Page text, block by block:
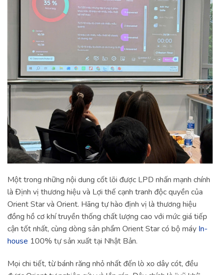
Một trong những nội dung cốt lõi được LPD nhấn mạnh chính
là Định vị thương hiệu và Lợi thế cạnh tranh độc quyền của
Orient Star và Orient. Hãng tự hào định vị là thương hiệu
đồng hồ cơ khí truyền thống chất lượng cao với mức giá tiếp
cận tốt nhất, cùng dòng sản phẩm Orient Star có bộ máy In-
house 100% tự sản xuất tại Nhật Bản.
Mọi chi tiết, từ bánh răng nhỏ nhất đến lò xo dây cót, đều